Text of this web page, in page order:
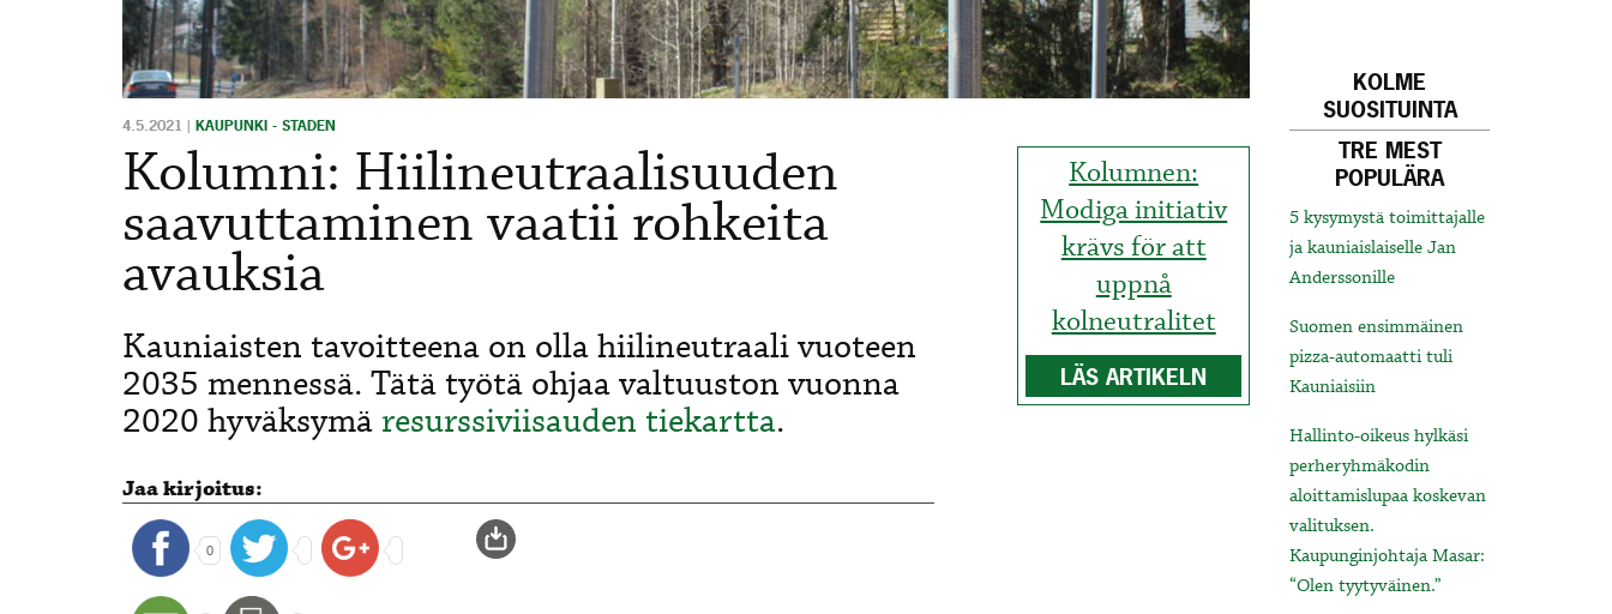
Kolumnen:
Modiga initiativ
krävs för att
uppnå
kolneutralitet
LÄS ARTIKELN
4.5.2021 | KAUPUNKI - STADEN
Kolumni: Hiilineutraalisuuden
saavuttaminen vaatii rohkeita
avauksia
Kauniaisten tavoitteena on olla hiilineutraali vuoteen
2035 mennessä. Tätä työtä ohjaa valtuuston vuonna
2020 hyväksymäresurssiviisauden tiekartta.
Jaa kirjoitus:
0
KOLME
SUOSITUINTA
TRE MEST
POPULÄRA
5 kysymystä toimittajalle
ja kauniaislaiselle Jan
Anderssonille
Suomen ensimmäinen
pizza-automaatti tuli
Kauniaisiin
Hallinto-oikeus hylkäsi
perheryhmäkodin
aloittamislupaa koskevan
valituksen.
Kaupunginjohtaja Masar:
“Olen tyytyväinen.”